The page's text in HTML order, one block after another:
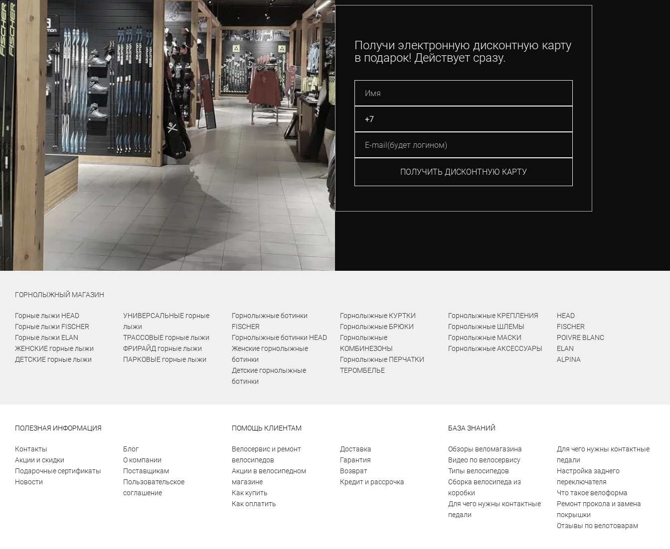
Получи электронную дисконтную карту
в подарок! Действует сразу.
ПОЛУЧИТЬ ДИСКОНТНУЮ КАРТУ
ГОРНОЛЫЖНЫЙ МАГАЗИН
Горные лыжи HEAD
Горные лыжи FISCHER
Горные лыжи ELAN
ЖЕНСКИЕ горные лыжи
ДЕТСКИЕ горные лыжи
УНИВЕРСАЛЬНЫЕ горные
лыжи
ТРАССОВЫЕ горные лыжи
ФРИРАЙД горные лыжи
ПАРКОВЫЕ горные лыжи
Горнолыжные ботинки
FISCHER
Горнолыжные ботинки HEAD
Женские горнолыжные
ботинки
Детские горнолыжные
ботинки
Горнолыжные КУРТКИ
Горнолыжные БРЮКИ
Горнолыжные
КОМБИНЕЗОНЫ
Горнолыжные ПЕРЧАТКИ
ТЕРОМБЕЛЬЕ
Горнолыжные КРЕПЛЕНИЯ
Горнолыжные ШЛЕМЫ
Горнолыжные МАСКИ
Горнолыжные АКСЕССУАРЫ
HEAD
FISCHER
POIVRE BLANC
ELAN
ALPINA
ПОЛЕЗНАЯ ИНФОРМАЦИЯ
Контакты
Акции и скидки
Подарочные сертификаты
Новости
Блог
О компании
Поставщикам
Пользовательское
соглашение
ПОМОЩЬ КЛИЕНТАМ
Велосервис и ремонт
велосипедов
Акции в велосипедном
магазине
Как купить
Как оплатить
Доставка
Гарантия
Возврат
Кредит и рассрочка
БАЗА ЗНАНИЙ
Обзоры веломагазина
Видео по велосервису
Типы велосипедов
Сборка велосипеда из
коробки
Для чего нужны контактные
педали
Для чего нужны контактные
педали
Настройка заднего
переключателя
Что такое велоформа
Ремонт прокола и замена
покрышки
Отзывы по велотоварам